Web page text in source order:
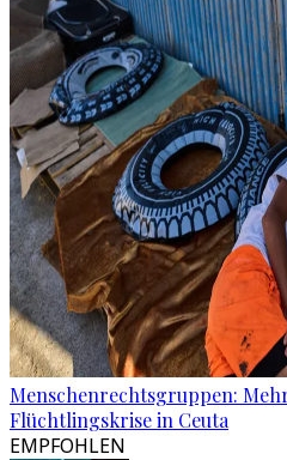
Menschenrechtsgruppen:
Flüchtlingskrise in Ceuta
EMPFOHLEN